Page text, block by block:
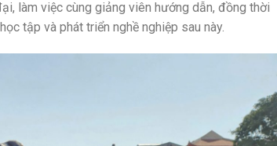
làm việc cùng giảng viên hướng dẫn, đồng thời
tập và phát triển nghề nghiệp sau này.